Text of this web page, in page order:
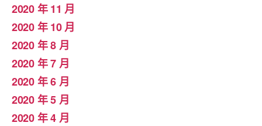
2020 年 11 月
2020 年 10 月
2020 年 8 月
2020 年 7 月
2020 年 6 月
2020 年 5 月
2020 年 4 月